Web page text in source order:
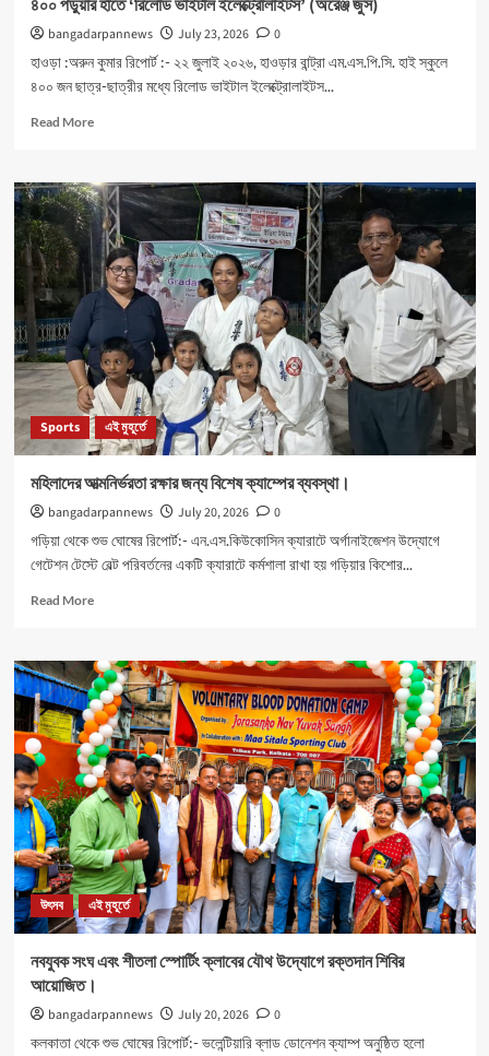
৪০০ পড়ুয়ার হাতে ‘রিলোড ভাইটাল ইলেক্ট্রোলাইটস’ (অরেঞ্জ জুস)
bangadarpannews July 23, 2026
0
হাওড়া :অরুন কুমার রিপোর্ট :- ২২ জুলাই ২০২৬, হাওড়ার বান্ট্রা এম.এস.পি.সি. হাই স্কুলে
৪০০ জন ছাত্র-ছাত্রীর মধ্যে রিলোড ভাইটাল ইলেক্ট্রোলাইটস...
Read MoreRead
৪০০
পড়ুয়ার
হাতে
‘রিলোড
ভাইটাল
ইলেক্ট্রোলাইটস’
(অরেঞ্জ
জুস)
Sports এই মুহূর্তে
মহিলাদের আত্মনির্ভরতা রক্ষার জন্য বিশেষ ক্যাম্পের ব্যবস্থা।
bangadarpannews July 20, 2026
0
গড়িয়া থেকে শুভ ঘোষের রিপোর্ট:- এন.এস.কিউকোসিন ক্যারাটে অর্গানাইজেশন উদ্যোগে
গেটেশন টেস্টে বেল্ট পরিবর্তনের একটি ক্যারাটে কর্মশালা রাখা হয় গড়িয়ার কিশোর...
Read MoreRead
মহিলাদের
আত্মনির্ভরতা
রক্ষার
জন্য
বিশেষ
ক্যাম্পের
ব্যবস্থা।
উৎসব এই মুহূর্তে
নবযুবক সংঘ এবং শীতলা স্পোর্টিং ক্লাবের যৌথ উদ্যোগে রক্তদান শিবির
আয়োজিত।
bangadarpannews July 20, 2026
0
কলকাতা থেকে শুভ ঘোষের রিপোর্ট:- ভলেন্টিয়ারি ব্লাড ডোনেশন ক্যাম্প অনুষ্ঠিত হলো